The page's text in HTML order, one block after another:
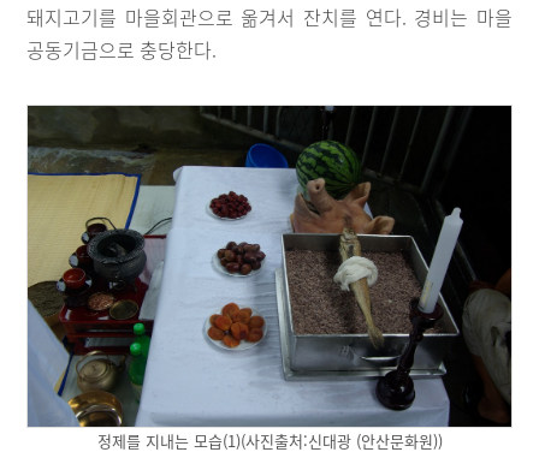
돼지고기를 마을회관으로 옮겨서 잔치를 연다. 경비는 마을
공동기금으로 충당한다.
정제를 지내는 모습(1)(사진출처:신대광 (안산문화원))